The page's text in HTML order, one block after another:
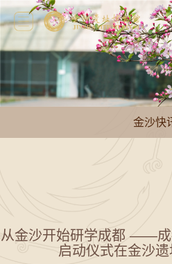
金沙快
从金沙开始研学成都 ——成
启动仪式在金沙